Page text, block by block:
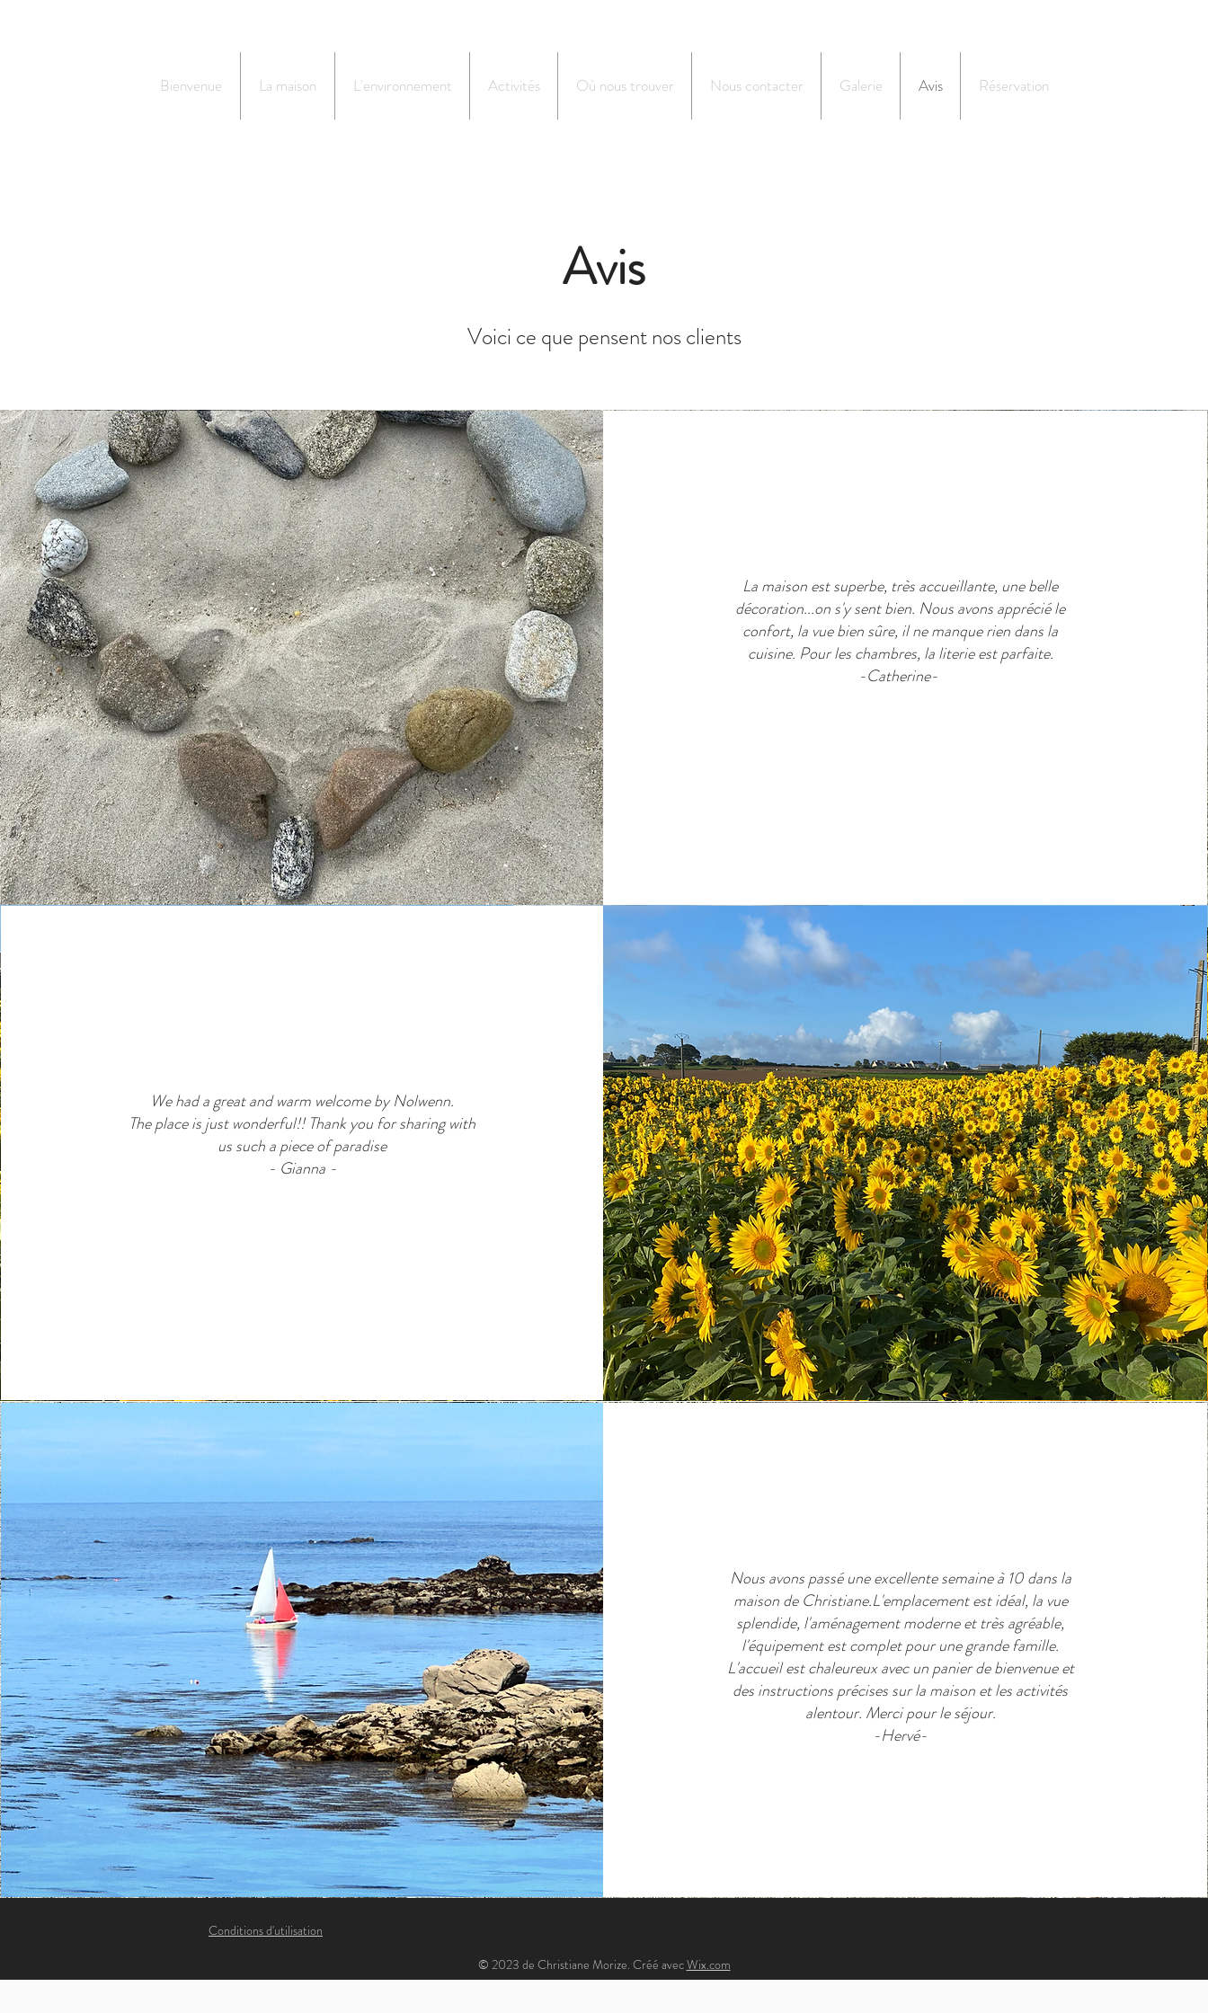
Bienvenue La maison L'environnement Activités Où nous trouver Nous contacter Galerie Avis Réservation
Avis
Voici ce que pensent nos clients
La maison est superbe, très accueillante, une belle
décoration...on s'y sent bien. Nous avons apprécié le
confort, la vue bien sûre, il ne manque rien dans la
cuisine. Pour les chambres, la literie est parfaite.
-Catherine-
We had a great and warm welcome by Nolwenn.
The place is just wonderful!! Thank you for sharing with
us such a piece of paradise
- Gianna -
Nous avons passé une excellente semaine à 10 dans la
maison de Christiane.L'emplacement est idéal, la vue
splendide, l'aménagement moderne et très agréable,
l'équipement est complet pour une grande famille.
L'accueil est chaleureux avec un panier de bienvenue et
des instructions précises sur la maison et les activités
alentour. Merci pour le séjour.
-Hervé-
Conditions d'utilisation
© 2023 de Christiane Morize. Créé avecWix.com